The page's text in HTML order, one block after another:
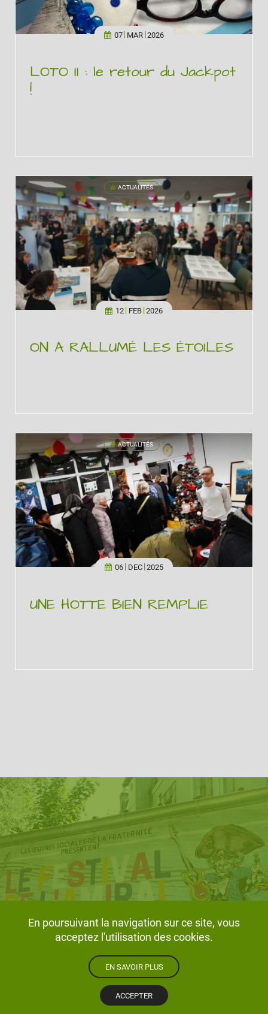
07 MAR 2026
LOTO II : le retour du Jackpot
!
ACTUALITÉS '
12 FEB 2026
ON A RALLUMÉ LES ÉTOILES
ACTUALITÉS '
06 DEC 2025
UNE HOTTE BIEN REMPLIE
© 2026 La Fraternité - Tous droits réservés.
Mentions légales
En poursuivant la navigation sur ce site, vous
acceptez l'utilisation des cookies.
EN SAVOIR PLUS
ACCEPTER